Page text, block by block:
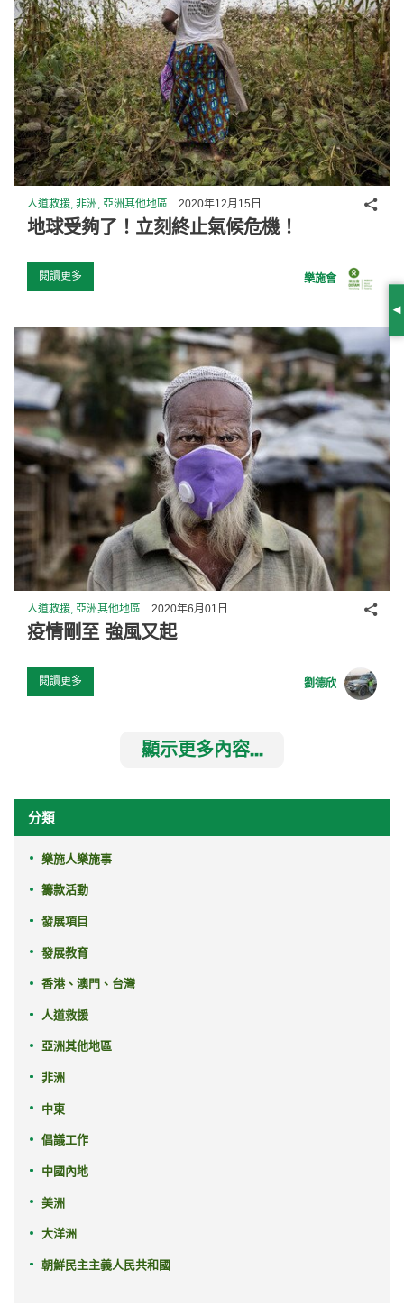
人道救援, 非洲, 亞洲其他地區 2020年12月15日
地球受夠了！立刻終止氣候危機！
閱讀更多 樂施會
分享
人道救援, 亞洲其他地區 2020年6月01日
疫情剛至 強風又起
閱讀更多 劉德欣
分享
顯示更多內容...
分類
樂施人樂施事
籌款活動
發展項目
發展教育
香港、澳門、台灣
人道救援
亞洲其他地區
非洲
中東
倡議工作
中國內地
美洲
大洋洲
朝鮮民主主義人民共和國